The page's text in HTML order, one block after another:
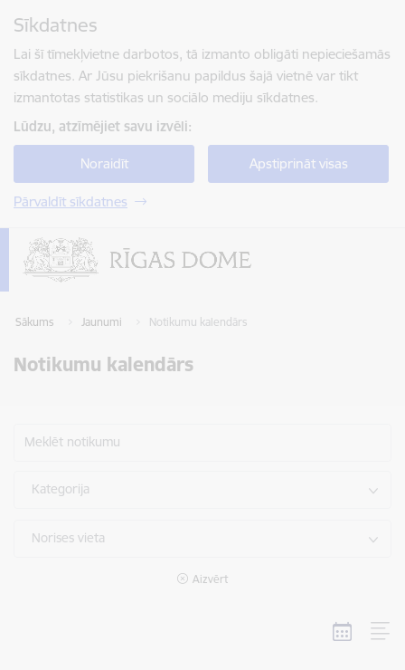
Sīkdatnes
Lai šī tīmekļvietne darbotos, tā izmanto obligāti nepieciešamās
sīkdatnes. Ar Jūsu piekrišanu papildus šajā vietnē var tikt
izmantotas statistikas un sociālo mediju sīkdatnes.
Lūdzu, atzīmējiet savu izvēli:
Noraidīt Apstiprināt visas
Pārvaldīt sīkdatnes
Sākums Jaunumi Notikumu kalendārs
Notikumu kalendārs
Meklēt notikumu
Kategorija
Norises vieta
Aizvērt